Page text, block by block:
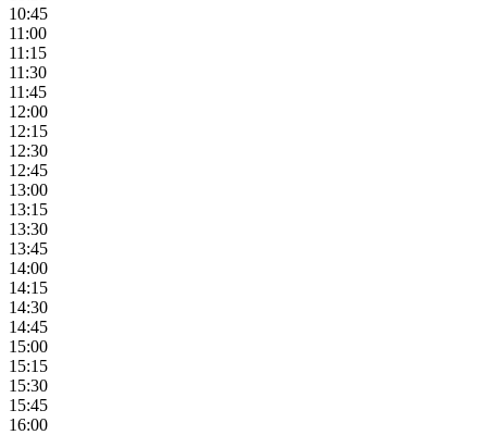
10:45
11:00
11:15
11:30
11:45
12:00
12:15
12:30
12:45
13:00
13:15
13:30
13:45
14:00
14:15
14:30
14:45
15:00
15:15
15:30
15:45
16:00